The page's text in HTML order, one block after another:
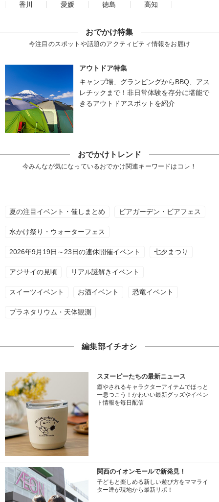
香川
愛媛 徳島 高知
おでかけ特集
今注目のスポットや話題のアクティビティ情報をお届け
アウトドア特集
キャンプ場、グランピングからBBQ、アス
レチックまで！非日常体験を存分に堪能で
きるアウトドアスポットを紹介
おでかけトレンド
今みんなが気になっているおでかけ関連キーワードはコレ！
夏の注目イベント・催しまとめ ビアガーデン・ビアフェス
水かけ祭り・ウォーターフェス
2026年9月19日～23日の連休開催イベント 七夕まつり
アジサイの見頃 リアル謎解きイベント
スイーツイベント お酒イベント 恐竜イベント
プラネタリウム・天体観測
編集部イチオシ
スヌーピーたちの最新ニュース
癒やされるキャラクターアイテムでほっと
一息つこう！かわいい最新グッズやイベン
ト情報を毎日配信
関西のイオンモールで新発見！
子どもと楽しめる新しい遊び方をママライ
ター達が現地から最新リポ！